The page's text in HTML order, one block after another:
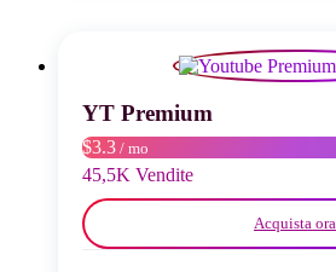
possono
scelte
nella
pagina
del
YT Premium
$3.3 / mo
45,5K Vendite
Acquista ora